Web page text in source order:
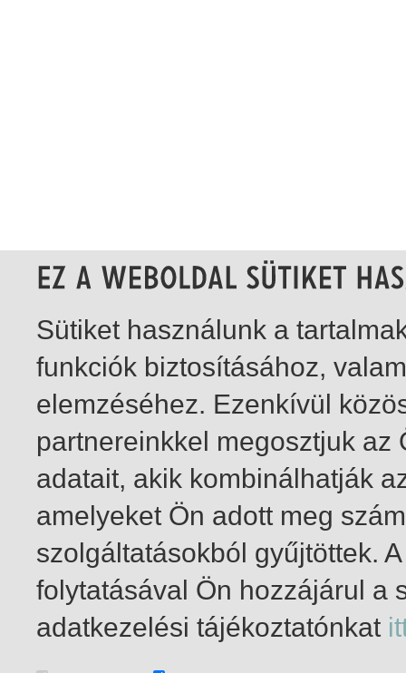
1-4 / összesen 4 találat
Sütiket használunk a
funkciók biztosításához,
elemzéséhez. Ezenkívül
partnereinkkel megosztjuk
adatait, akik kombinálhatják
amelyeket Ön adott meg
szolgáltatásokból gyűjtöttek.
folytatásával Ön hozzájárul a
adatkezelési tájékoztatónkat